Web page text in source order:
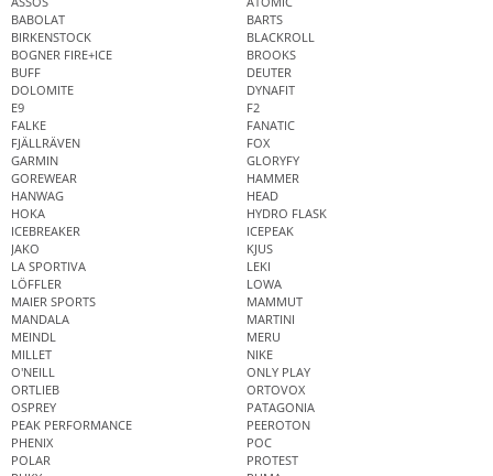
BABOLAT
BARTS
BIRKENSTOCK
BLACKROLL
BOGNER FIRE+ICE
BROOKS
BUFF
DEUTER
DOLOMITE
DYNAFIT
E9
F2
FALKE
FANATIC
FJÄLLRÄVEN
FOX
GARMIN
GLORYFY
GOREWEAR
HAMMER
HANWAG
HEAD
HOKA
HYDRO FLASK
ICEBREAKER
ICEPEAK
JAKO
KJUS
LA SPORTIVA
LEKI
LÖFFLER
LOWA
MAIER SPORTS
MAMMUT
MANDALA
MARTINI
MEINDL
MERU
MILLET
NIKE
O'NEILL
ONLY PLAY
ORTLIEB
ORTOVOX
OSPREY
PATAGONIA
PEAK PERFORMANCE
PEEROTON
PHENIX
POC
POLAR
PROTEST